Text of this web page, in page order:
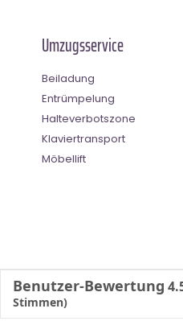
Umzugsservice
Beiladung
Entrümpelung
Halteverbotszone
Klaviertransport
Möbellift
Benutzer-Bewertung
Stimmen)